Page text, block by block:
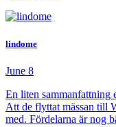
lindome
June 8
En liten sammanfattning
Att de flyttat mässan till
med. Fördelarna är nog